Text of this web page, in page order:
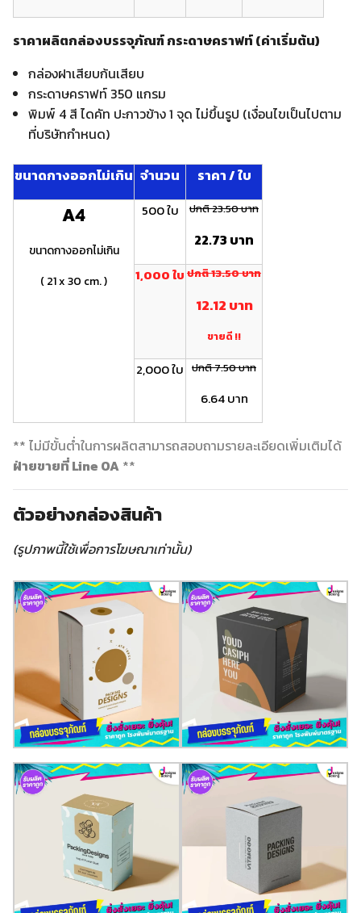
ราคาผลิตกล่องบรรจุภัณฑ์ กระดาษคราฟท์ (ค่าเริ่มต้น)
กล่องฝาเสียบก้นเสียบ
กระดาษคราฟท์ 350 แกรม
พิมพ์ 4 สี ไดคัท ปะกาวข้าง 1 จุด ไม่ขึ้นรูป (เงื่อนไขเป็นไปตาม
ที่บริษัทกำหนด)
ขนาดกางออกไม่เกิน จำนวน ราคา / ใบ
A4
ขนาดกางออกไม่เกิน
( 21 x 30 cm. )
500 ใบ ปกติ 23.50 บาท
22.73 บาท
1,000 ใบ ปกติ 13.50 บาท
12.12 บาท
ขายดี !!
2,000 ใบ ปกติ 7.50 บาท
6.64 บาท
** ไม่มีขั้นต่ำในการผลิตสามารถสอบถามรายละเอียดเพิ่มเติมได้
ฝ่ายขายที่ Line OA **
ตัวอย่างกล่องสินค้า
(รูปภาพนี้ใช้เพื่อการโฆษณาเท่านั้น)